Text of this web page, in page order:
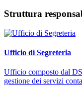
Struttura
Ufficio di Segreteria
Ufficio composto dal
gestione dei servizi